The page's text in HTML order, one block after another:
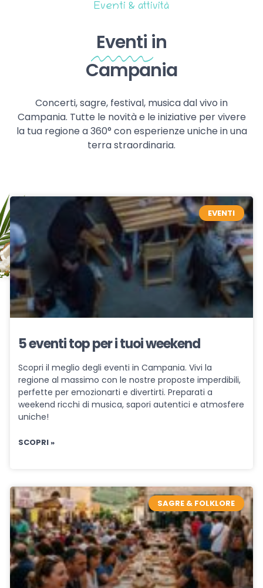
Eventi & attività
Eventi in
Campania
Concerti, sagre, festival, musica dal vivo in
Campania. Tutte le novità e le iniziative per vivere
la tua regione a 360° con esperienze uniche in una
terra straordinaria.
EVENTI
5 eventi top per i tuoi weekend
Scopri il meglio degli eventi in Campania. Vivi la
regione al massimo con le nostre proposte imperdibili,
perfette per emozionarti e divertirti. Preparati a
weekend ricchi di musica, sapori autentici e atmosfere
uniche!
SCOPRI »
SAGRE & FOLKLORE